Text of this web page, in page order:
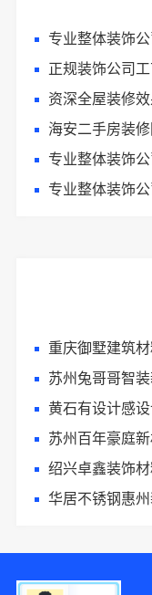
专业整体装饰公司预
正规装饰公司工艺
资深全屋装修效
海安二手房装修团队
专业整体装饰公
专业整体装饰公司预
重庆御墅建筑材料
苏州兔哥哥智装新
黄石有设计感设计装修
苏州百年豪庭新
绍兴卓鑫装饰材
华居不锈钢惠